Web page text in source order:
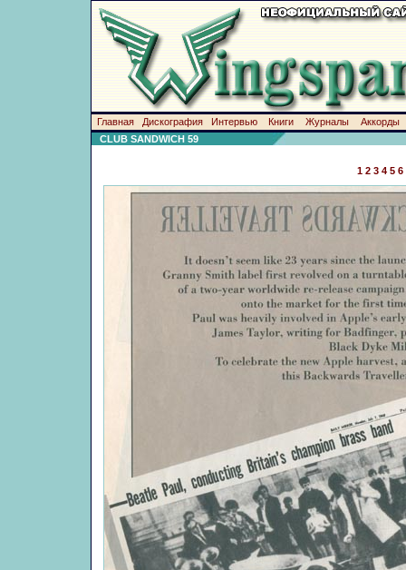
Главная Дискография Интервью Книги Журналы
Аккорды
CLUB SANDWICH 59
1 2 3 4 5 6